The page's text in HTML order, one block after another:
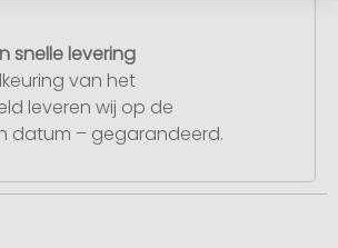
snelle levering
van het
leveren wij op de
datum – gegarandeerd.